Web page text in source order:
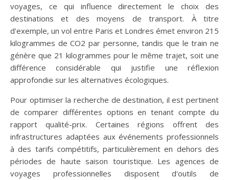
voyages, ce qui influence directement le choix des
destinations et des moyens de transport. À titre
d'exemple, un vol entre Paris et Londres émet environ 215
kilogrammes de CO2 par personne, tandis que le train ne
génère que 21 kilogrammes pour le même trajet, soit une
différence considérable qui justifie une réflexion
approfondie sur les alternatives écologiques.
Pour optimiser la recherche de destination, il est pertinent
de comparer différentes options en tenant compte du
rapport qualité-prix. Certaines régions offrent des
infrastructures adaptées aux événements professionnels
à des tarifs compétitifs, particulièrement en dehors des
périodes de haute saison touristique. Les agences de
voyages professionnelles disposent d'outils de